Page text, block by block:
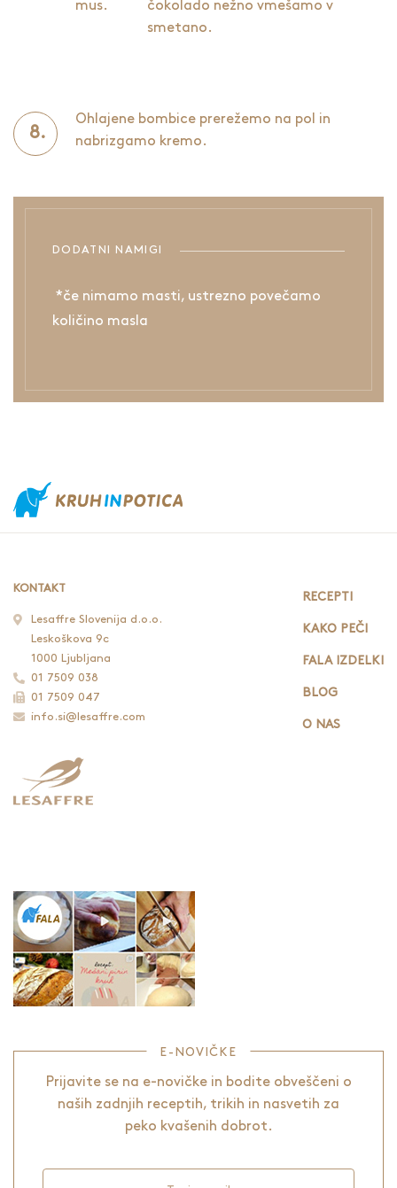
mus.
čokolado nežno vmešamo v
smetano.
Ohlajene bombice prerežemo na pol in
nabrizgamo kremo.
DODATNI NAMIGI
*če nimamo masti, ustrezno povečamo
količino masla
KONTAKT
Lesaffre Slovenija d.o.o.
Leskoškova 9c
1000 Ljubljana
01 7509 038
01 7509 047
info.si@lesaffre.com
RECEPTI
KAKO PEČI
FALA IZDELKI
BLOG
O NAS
E-NOVIČKE
Prijavite se na e-novičke in bodite obveščeni o
naših zadnjih receptih, trikih in nasvetih za
peko kvašenih dobrot.